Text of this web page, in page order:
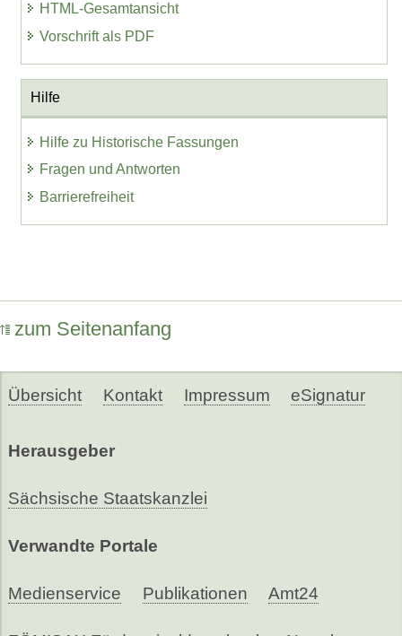
HTML-Gesamtansicht
Vorschrift als PDF
Hilfe
Hilfe zu Historische Fassungen
Fragen und Antworten
Barrierefreiheit
zum Seitenanfang
Übersicht Kontakt Impressum eSignatur
Herausgeber
Sächsische Staatskanzlei
Verwandte Portale
Medienservice Publikationen Amt24